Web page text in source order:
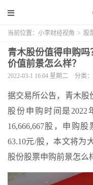
当前位置： 小李财经视角 > 股
青木股份值得申购吗
价值前景怎么样？
2022-03-1 16:04 星期二 分类：
据交易所公告，青木股
股份申购时间是
16,666,667股，申购
63.10元/股，本文将为
股份股票申购前景怎么